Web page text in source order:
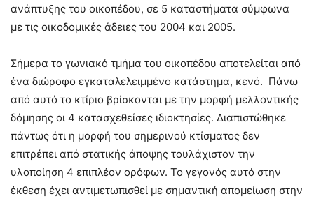
ανάπτυξης του οικοπέδου, σε 5 καταστήματα σύμφωνα
με τις οικοδομικές άδειες του 2004 και 2005.
Σήμερα το γωνιακό τμήμα του οικοπέδου αποτελείται από
ένα διώροφο εγκαταλελειμμένο κατάστημα, κενό. Πάνω
από αυτό το κτίριο βρίσκονται με την μορφή μελλοντικής
δόμησης οι 4 κατασχεθείσες ιδιοκτησίες. Διαπιστώθηκε
πάντως ότι η μορφή του σημερινού κτίσματος δεν
επιτρέπει από στατικής άποψης τουλάχιστον την
υλοποίηση 4 επιπλέον ορόφων. Το γεγονός αυτό στην
έκθεση έχει αντιμετωπισθεί με σημαντική απομείωση στην